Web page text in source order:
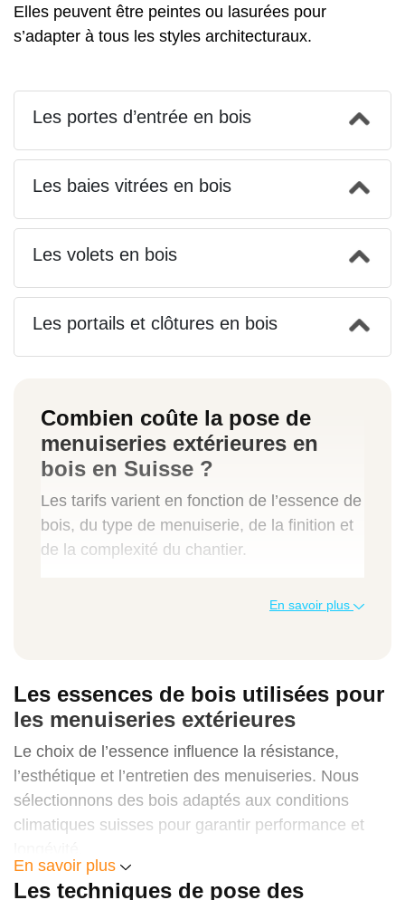
Elles peuvent être peintes ou lasurées pour
s’adapter à tous les styles architecturaux.
Les portes d’entrée en bois
Les baies vitrées en bois
Les volets en bois
Les portails et clôtures en bois
Combien coûte la pose de
menuiseries extérieures en
bois en Suisse ?
Les tarifs varient en fonction de l’essence de
bois, du type de menuiserie, de la finition et
de la complexité du chantier.
Type de prestation
Fenêtre bois simple
400 – 650 CHF/m²
800 – 1'950 CHF
En savoir plus
Les essences de bois utilisées pour
les menuiseries extérieures
Le choix de l’essence influence la résistance,
l’esthétique et l’entretien des menuiseries. Nous
sélectionnons des bois adaptés aux conditions
climatiques suisses pour garantir performance et
Le chêne
En savoir plus
Les techniques de pose des